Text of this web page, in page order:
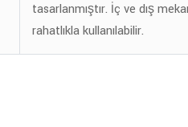
tasarlanmıştır. İç ve dış
rahatlıkla kullanılabilir.